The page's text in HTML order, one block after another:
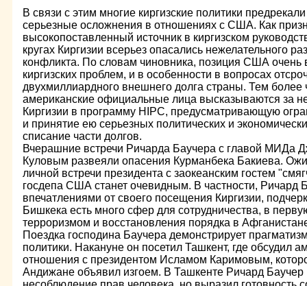
В связи с этим многие киргизские политики
серьезные осложнения в отношениях с США. Как
высокопоставленный источник в киргизском
кругах Киргизии всерьез опасались нежелательного
конфликта. По словам чиновника, позиция США
киргизских проблем, и в особенности в вопросах
двухмиллиардного внешнего долга страны. Тем более
американские официальные лица высказываются за
Киргизии в программу HIPC, предусматривающую
и принятие ею серьезных политических и
списание части долгов.
Вчерашние встречи Ричарда Баучера с главой МИДа
Куловым развеяли опасения Курманбека Бакиева.
личной встречи президента с заокеанским гостем
госдепа США станет очевидным. В частности, Ричард
впечатлениями от своего посещения Киргизии,
Бишкека есть много сфер для сотрудничества, в
терроризмом и восстановления порядка в
Поездка господина Баучера демонстрирует
политики. Накануне он посетил Ташкент, где обсудил
отношения с президентом Исламом Каримовым,
Андижане объявил изгоем. В Ташкенте Ричард Баучер